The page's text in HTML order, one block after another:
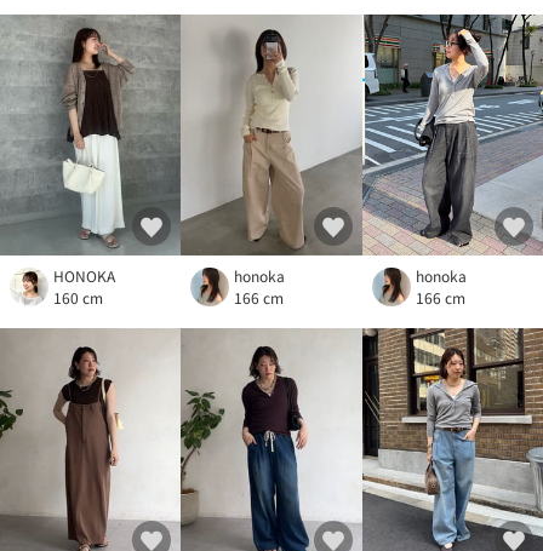
HONOKA
160 cm
honoka
166 cm
honoka
166 cm